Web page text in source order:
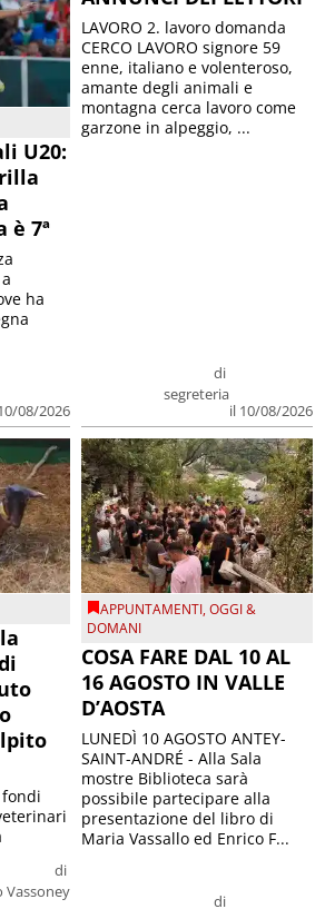
U20:
è 7ª
08/2026
ha
di
segreteria
il 10/08/2026
LAVORO 2. lavoro domanda
CERCO LAVORO signore 59
enne, italiano e volenteroso,
amante degli animali e
montagna cerca lavoro come
garzone in alpeggio, ...
di
Vassoney
APPUNTAMENTI,OGGI &
DOMANI
COSA FARE DAL 10 AL
16 AGOSTO IN VALLE
D’AOSTA
di
LUNEDÌ 10 AGOSTO ANTEY-
SAINT-ANDRÉ - Alla Sala
mostre Biblioteca sarà
possibile partecipare alla
presentazione del libro di
Maria Vassallo ed Enrico F...